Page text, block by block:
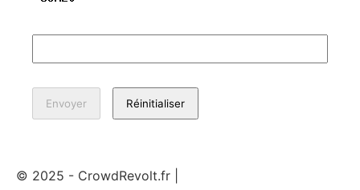
© 2025 - CrowdRevolt.fr |